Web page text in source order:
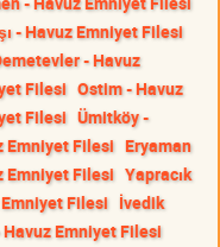
- Havuz Emniyet Filesi
- Havuz
Filesi Ostim - Havuz
Filesi Ümitköy -
Emniyet Filesi Eryaman
Emniyet Filesi Yapracık
Filesi İvedik
Emniyet Filesi